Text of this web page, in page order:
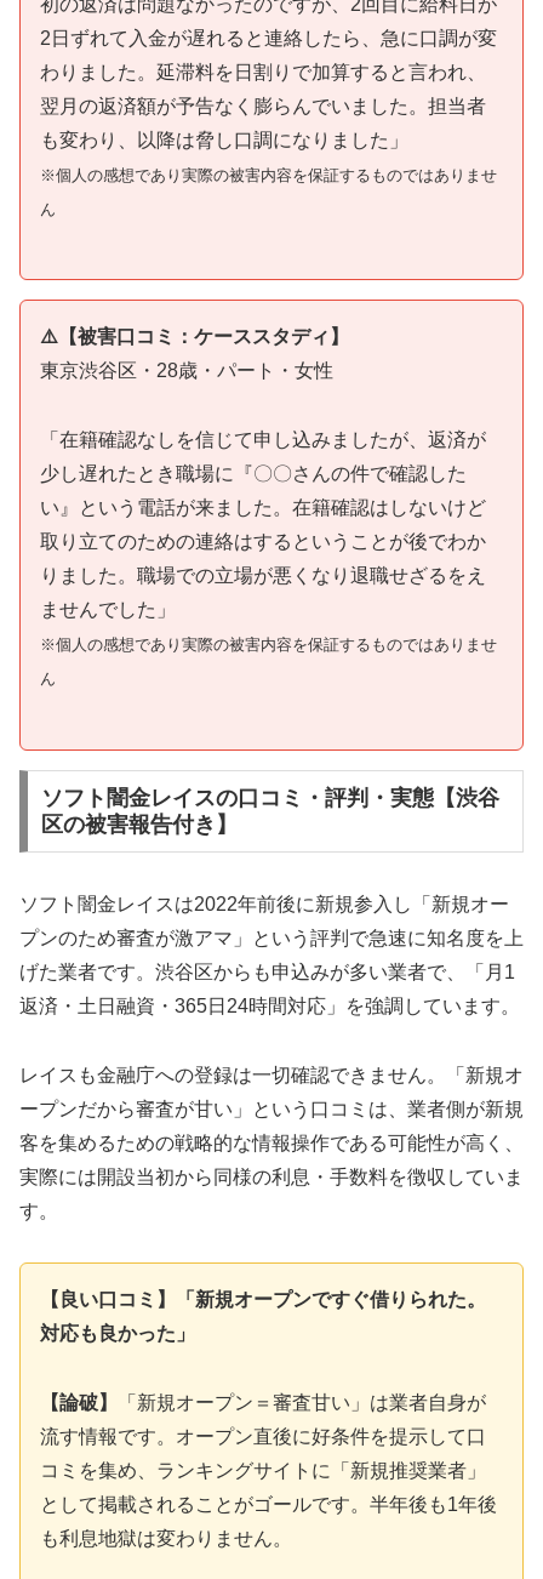
2日ずれて入金が遅れると連絡したら、急に口調が変
わりました。延滞料を日割りで加算すると言われ、
翌月の返済額が予告なく膨らんでいました。担当者
も変わり、以降は脅し口調になりました」
※個人の感想であり実際の被害内容を保証するものではありませ
ん
⚠️【被害口コミ：ケーススタディ】
東京渋谷区・28歳・パート・女性
「在籍確認なしを信じて申し込みましたが、返済が
少し遅れたとき職場に『〇〇さんの件で確認した
い』という電話が来ました。在籍確認はしないけど
取り立てのための連絡はするということが後でわか
りました。職場での立場が悪くなり退職せざるをえ
ませんでした」
※個人の感想であり実際の被害内容を保証するものではありませ
ん
ソフト闇金レイスの口コミ・評判・実態【渋谷
区の被害報告付き】
ソフト闇金レイスは2022年前後に新規参入し「新規オー
プンのため審査が激アマ」という評判で急速に知名度を上
げた業者です。渋谷区からも申込みが多い業者で、「月1
返済・土日融資・365日24時間対応」を強調しています。
レイスも金融庁への登録は一切確認できません。「新規オ
ープンだから審査が甘い」という口コミは、業者側が新規
客を集めるための戦略的な情報操作である可能性が高く、
実際には開設当初から同様の利息・手数料を徴収していま
す。
【良い口コミ】「新規オープンですぐ借りられた。
対応も良かった」
【論破】
「新規オープン＝審査甘い」は業者自身が
流す情報です。オープン直後に好条件を提示して口
コミを集め、ランキングサイトに「新規推奨業者」
として掲載されることがゴールです。半年後も1年後
も利息地獄は変わりません。